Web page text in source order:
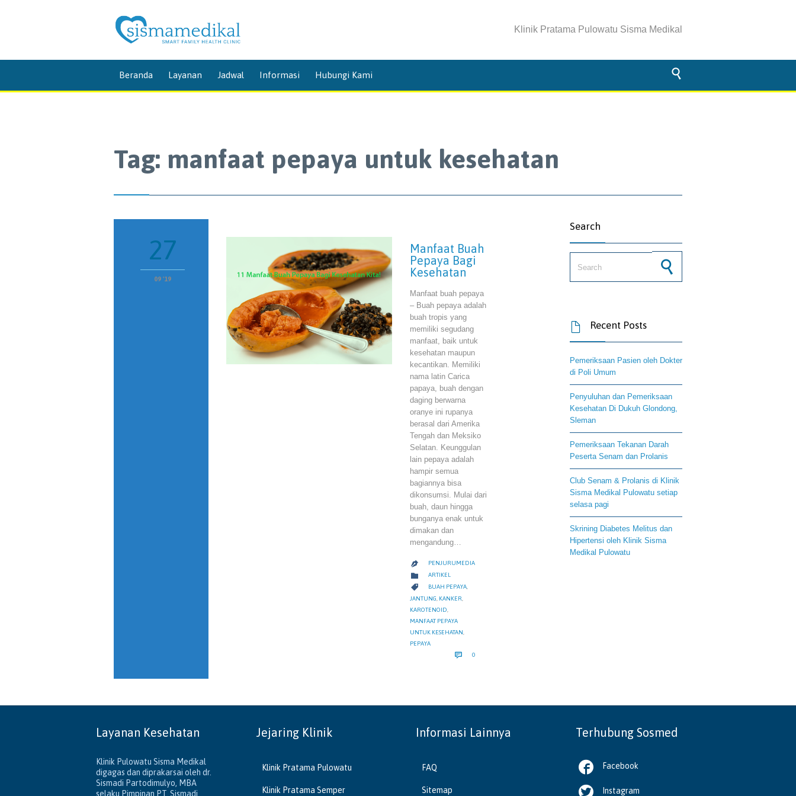
Klinik Pratama Pulowatu Sisma Medikal
content
Beranda Layanan Jadwal Informasi Hubungi Kami 
Tag: manfaat pepaya untuk kesehatan
27
09 '19
Manfaat Buah
Pepaya Bagi
Kesehatan
Manfaat buah pepaya
– Buah pepaya adalah
buah tropis yang
memiliki segudang
manfaat, baik untuk
kesehatan maupun
kecantikan. Memiliki
nama latin Carica
papaya, buah dengan
daging berwarna
oranye ini rupanya
berasal dari Amerika
Tengah dan Meksiko
Selatan. Keunggulan
lain pepaya adalah
hampir semua
bagiannya bisa
dikonsumsi. Mulai dari
buah, daun hingga
bunganya enak untuk
dimakan dan
mengandung…
 PENJURUMEDIA
 CATEGORY
ARTIKEL
 CATEGORY
BUAH PEPAYA,
JANTUNG KANKER
KAROTENOID
MANFAAT PEPAYA
UNTUK KESEHATAN
PEPAYA
 0
Search
 Recent Posts
Pemeriksaan Pasien oleh Dokter
di Poli Umum
Penyuluhan dan Pemeriksaan
Kesehatan Di Dukuh Glondong,
Sleman
Pemeriksaan Tekanan Darah
Peserta Senam dan Prolanis
Club Senam & Prolanis di Klinik
Sisma Medikal Pulowatu setiap
selasa pagi
Skrining Diabetes Melitus dan
Hipertensi oleh Klinik Sisma
Medikal Pulowatu
Layanan Kesehatan
Klinik Pulowatu Sisma Medikal
digagas dan diprakarsai oleh dr.
Sismadi Partodimulyo, MBA
selaku Pimpinan PT. Sismadi
Jejaring Klinik
Klinik Pratama Pulowatu
Klinik Pratama Semper
Informasi Lainnya
FAQ
Sitemap
Terhubung Sosmed
 Facebook
 Instagram